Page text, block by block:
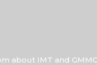
about IMT and